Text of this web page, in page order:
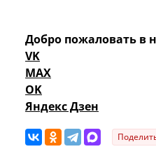
Добро пожаловать в
VK
MAX
OK
Яндекс Дзен